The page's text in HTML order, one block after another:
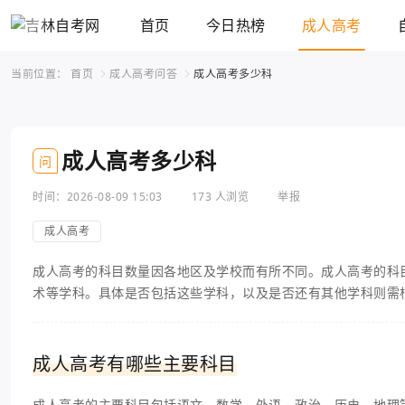
首页 今日热榜 成人高考
当前位置： 首页 成人高考问答 成人高考多少科
问 成人高考多少科
时间：2026-08-09 15:03 173 人浏览 举报
成人高考
成人高考的科目数量因各地区及学校而有所不同。成人高考的
术等学科。具体是否包括这些学科，以及是否还有其他学科则
成人高考有哪些主要科目